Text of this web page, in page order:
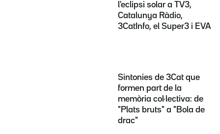
l'eclipsi solar a TV3,
Catalunya Ràdio,
3CatInfo, el Super3 i EVA
Sintonies de 3Cat que
formen part de la
memòria col·lectiva: de
"Plats bruts" a "Bola de
drac"